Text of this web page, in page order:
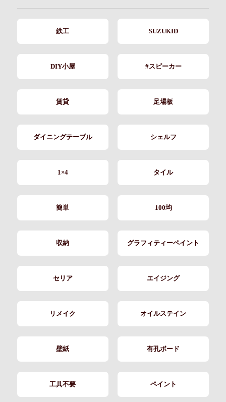
鉄工 SUZUKID
DIY小屋 #スピーカー
賃貸 足場板
ダイニングテーブル シェルフ
1×4 タイル
簡単 100均
収納 グラフィティーペイント
セリア エイジング
リメイク オイルステイン
壁紙 有孔ボード
工具不要 ペイント